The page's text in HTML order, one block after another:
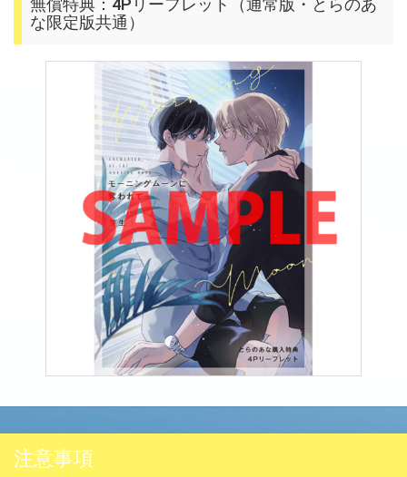
無償特典：4Pリーフレット（通常版・とらのあ
な限定版共通）
注意事項